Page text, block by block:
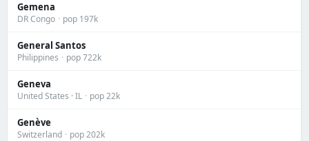
Gemena
DR Congo · pop 197k
General Santos
Philippines · pop 722k
Geneva
United States · IL · pop 22k
Genève
Switzerland · pop 202k